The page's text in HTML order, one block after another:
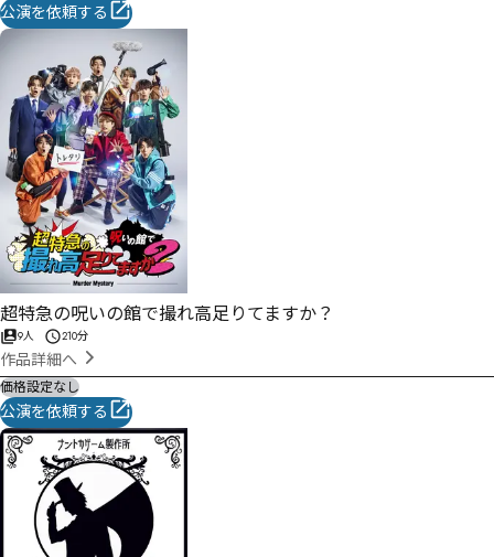
公演を依頼する
超特急の呪いの館で撮れ高足りてますか？
9人 210分
作品詳細へ
価格設定なし
公演を依頼する